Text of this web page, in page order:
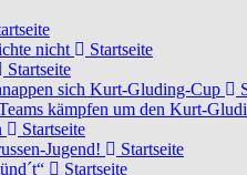
nicht
Startseite
Startseite
sich Kurt-Gluding-Cup
kämpfen um den Kurt-
Startseite
Jugend!
Startseite
Startseite